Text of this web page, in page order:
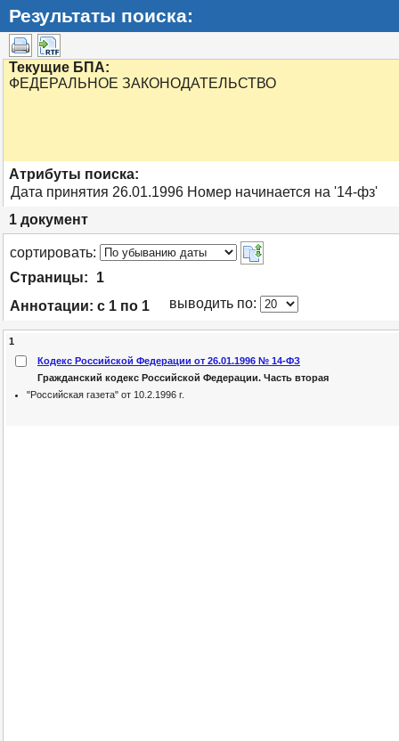
Результаты поиска:
Текущие БПА:
ФЕДЕРАЛЬНОЕ ЗАКОНОДАТЕЛЬСТВО
Атрибуты поиска:
Дата принятия 26.01.1996 Номер начинается на '14-фз'
1 документ
cортировать:
Страницы:
1
Аннотации: с 1 по 1 выводить по: